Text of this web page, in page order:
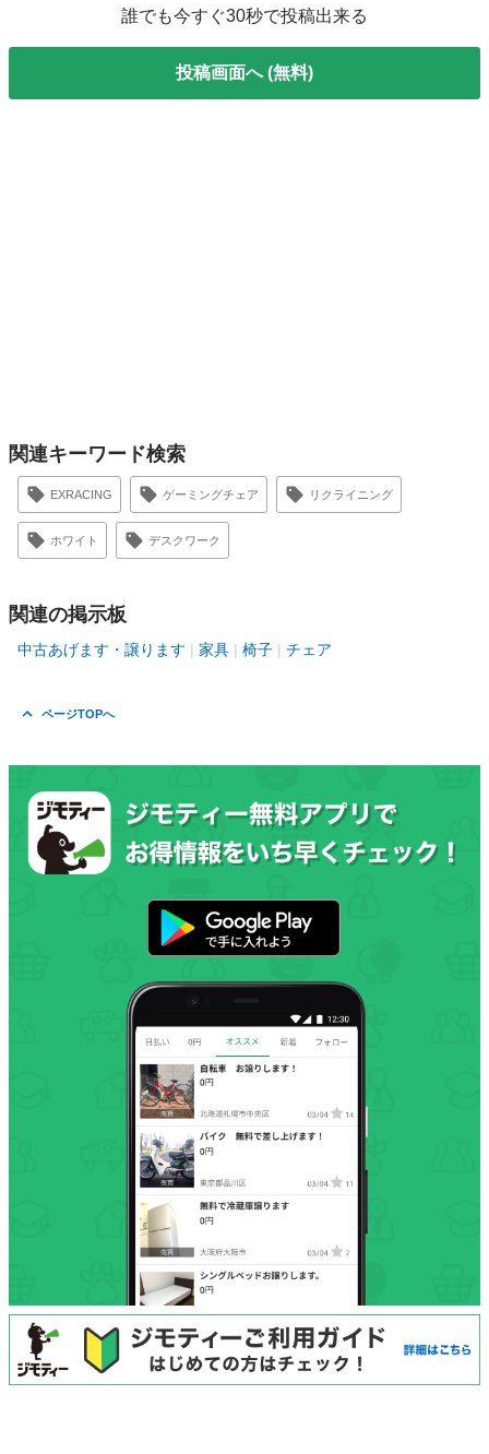
誰でも今すぐ30秒で投稿出来る
投稿画面へ (無料)
関連キーワード検索
EXRACING ゲーミングチェア リクライニング
ホワイト デスクワーク
関連の掲示板
中古あげます・譲ります 家具 椅子 チェア
ページTOPへ